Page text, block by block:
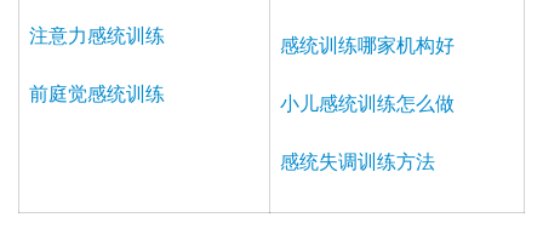
注意力感统训练
前庭觉感统训练
感统训练哪家机构好
小儿感统训练怎么做
感统失调训练方法